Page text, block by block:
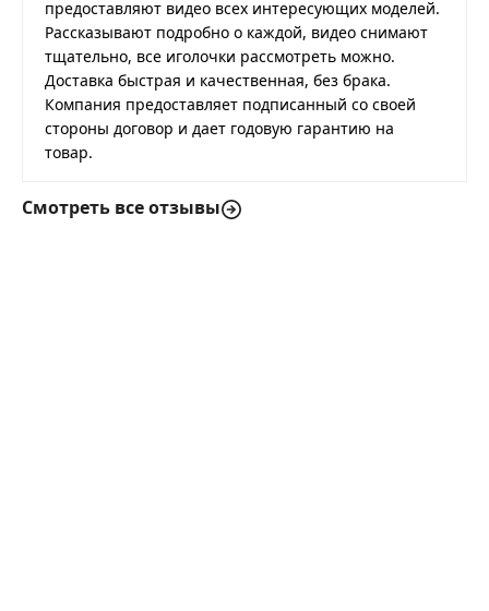
предоставляют видео всех интересующих моделей.
Рассказывают подробно о каждой, видео снимают
тщательно, все иголочки рассмотреть можно.
Доставка быстрая и качественная, без брака.
Компания предоставляет подписанный со своей
стороны договор и дает годовую гарантию на
товар.
Смотреть все отзывы